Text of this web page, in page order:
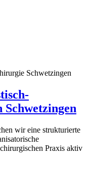
Schwetzingen
wir eine strukturierte
Praxis aktiv